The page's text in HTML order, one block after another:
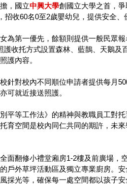
，國立中興大學創國立大學之首，
收60名0至2歲嬰幼兒，提供安全、
為第一優先，餘額則提供一般民眾
收托方式設置森林、藍鵲、天鵝
護內容。
針對校內不同順位申請者提供每月
可就近接送照護。
平等工作法》的精神與教職員工對
育空間是校內同仁共同的期許，未
面翻修小禮堂廂房1-2樓及前廣場，
戶外草坪活動區及獨立專業廚房。
採光等，確保每一處空間都以孩子